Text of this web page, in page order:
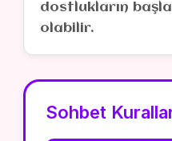
dostlukların
olabilir.
Sohbet